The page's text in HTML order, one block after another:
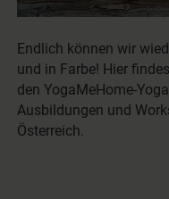
Endlich können wir
und in Farbe! Hier
den YogaMeHome-
Ausbildungen und
Österreich.